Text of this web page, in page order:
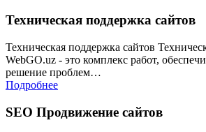
Техническая поддержка сайтов
Техническая поддержка сайтов
WebGO.uz - это комплекс работ,
решение проблем…
Подробнее
SEO Продвижение сайтов